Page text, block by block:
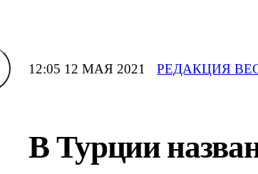
12:05 12 МАЯ 2021 РЕДАКЦИЯ
В Турции